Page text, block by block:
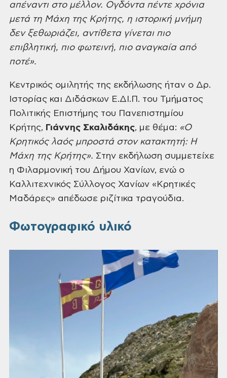
απέναντι στο μέλλον. Ογδόντα πέντε χρόνια
μετά τη Μάχη της Κρήτης, η ιστορική μνήμη
δεν ξεθωριάζει, αντίθετα γίνεται πιο
επιβλητική, πιο φωτεινή, πιο αναγκαία από
ποτέ».
Κεντρικός ομιλητής της εκδήλωσης ήταν ο Δρ.
Ιστορίας και Διδάσκων Ε.ΔΙ.Π. του Τμήματος
Πολιτικής Επιστήμης του Πανεπιστημίου
Κρήτης, Γιάννης Σκαλιδάκης, με θέμα: «Ο
Κρητικός λαός μπροστά στον κατακτητή: Η
Μάχη της Κρήτης». Στην εκδήλωση συμμετείχε
η Φιλαρμονική του Δήμου Χανίων, ενώ ο
Καλλιτεχνικός Σύλλογος Χανίων «Κρητικές
Μαδάρες» απέδωσε ριζίτικα τραγούδια.
Φωτογραφικό υλικό